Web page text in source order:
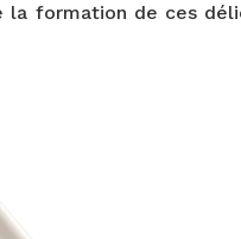
la formation de ces